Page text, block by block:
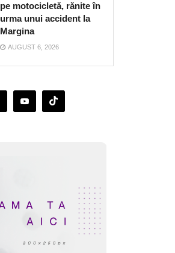
pe motocicletă, rănite în
urma unui accident la
Margina
AUGUST 6, 2026